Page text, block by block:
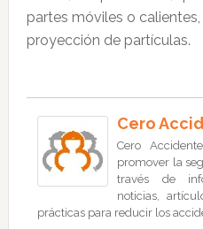
partes móviles o
proyección de partículas.
Cero
Cero
promover la
través de
noticias,
prácticas para reducir los